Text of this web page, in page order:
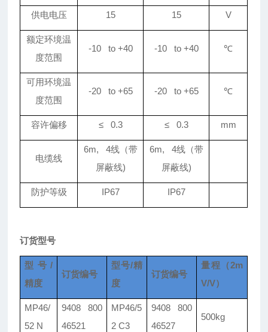
供电电压 15 15 V
额定环境温
度范围
-10 to +40 -10 to +40 ℃
可用环境温
度范围
-20 to +65 -20 to +65 ℃
容许偏移 ≤ 0.3 ≤ 0.3 mm
电缆线
6m, 4线（带
屏蔽线)
6m, 4线（带
屏蔽线)
防护等级 IP67 IP67
订货型号
型号/
精度
订货编号
型号/精
度
订货编号
量程（2m
V/V）
MP46/
52 N
9408 800
46521
MP46/5
2 C3
9408 800
46527
500kg